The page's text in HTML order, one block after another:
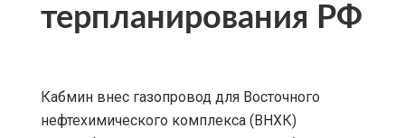
терпланирования РФ
Кабмин внес газопровод для Восточного
нефтехимического комплекса (ВНХК)